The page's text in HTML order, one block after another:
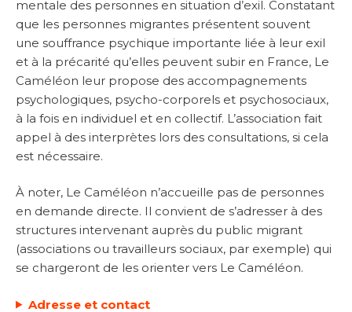
mentale des personnes en situation d’exil. Constatant
que les personnes migrantes présentent souvent
une souffrance psychique importante liée à leur exil
et à la précarité qu’elles peuvent subir en France, Le
Caméléon leur propose des accompagnements
psychologiques, psycho-corporels et psychosociaux,
à la fois en individuel et en collectif. L’association fait
appel à des interprètes lors des consultations, si cela
est nécessaire.
À noter, Le Caméléon n’accueille pas de personnes
en demande directe. Il convient de s’adresser à des
structures intervenant auprès du public migrant
(associations ou travailleurs sociaux, par exemple) qui
se chargeront de les orienter vers Le Caméléon.
Adresse et contact